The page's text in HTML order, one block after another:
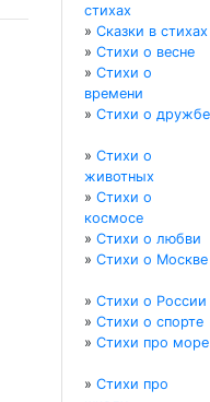
стихах
» Сказки в стихах
» Стихи о весне
» Стихи о
времени
» Стихи о дружбе
» Стихи о
животных
» Стихи о
космосе
» Стихи о любви
» Стихи о Москве
» Стихи о России
» Стихи о спорте
» Стихи про море
» Стихи про